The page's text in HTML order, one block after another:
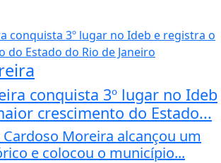
conquista 3º lugar no Ideb
crescimento do Estado...
Moreira alcançou um
e colocou o município...